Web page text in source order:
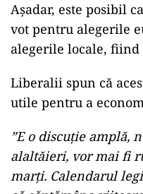
Așadar, este posibil
vot pentru alegerile
alegerile locale,
Liberalii spun că
utile pentru a
”E o discuţie amplă,
alaltăieri, vor mai fi
marţi. Calendarul